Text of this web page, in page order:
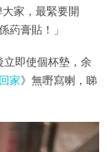
家，最緊要開
葯膏貼！」
即使個杯墊，余
家》無嘢寫喇，睇